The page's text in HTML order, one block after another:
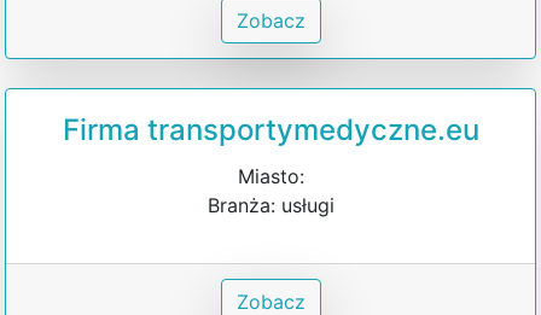
Zobacz
Firma transportymedyczne.eu
Miasto:
Branża: usługi
Zobacz